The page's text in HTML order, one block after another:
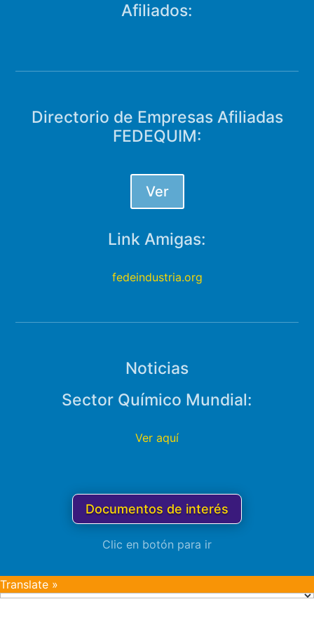
Afiliados:
Directorio de Empresas Afiliadas
FEDEQUIM:
Ver
Link Amigas:
fedeindustria.org
Noticias
Sector Químico Mundial:
Ver aquí
Documentos de interés
Clic en botón para ir
Translate »